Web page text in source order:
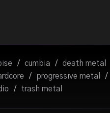
/ cumbia / death metal
/ progressive metal /
/ trash metal